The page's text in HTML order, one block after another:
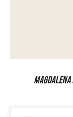
Magdalena